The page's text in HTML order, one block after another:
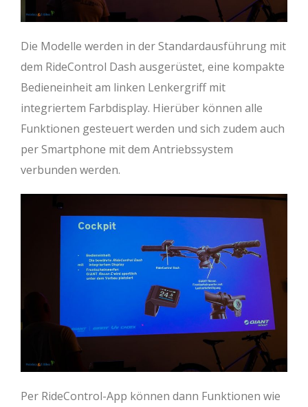
Die Modelle werden in der Standardausführung mit
dem RideControl Dash ausgerüstet, eine kompakte
Bedieneinheit am linken Lenkergriff mit
integriertem Farbdisplay. Hierüber können alle
Funktionen gesteuert werden und sich zudem auch
per Smartphone mit dem Antriebssystem
verbunden werden.
Per RideControl-App können dann Funktionen wie